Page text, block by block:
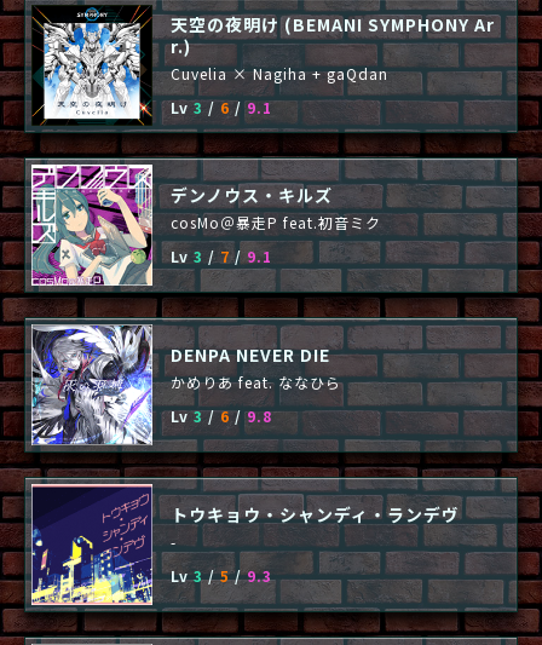
天空の夜明け (BEMANI SYMPHONY Ar
r.)
Cuvelia × Nagiha + gaQdan
Lv3/ 6/9.1
デンノウス・キルズ
cosMo＠暴走P feat.初音ミク
Lv 3 / 7/ 9.1
DENPA NEVER DIE
かめりあ feat. ななひら
Lv3/6/9.8
トウキョウ・シャンディ・ランデヴ
-
Lv3/5/9.3